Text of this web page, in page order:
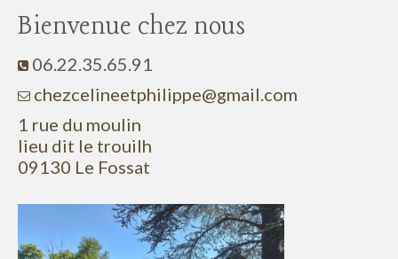
Bienvenue chez nous
06.22.35.65.91
chezcelineetphilippe@gmail.com
1 rue du moulin
lieu dit le trouilh
09130 Le Fossat